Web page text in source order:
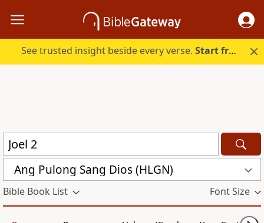
See trusted insight beside every verse.Start free.
Ang Pulong Sang Dios (HLGN)
Bible Book List Font Size